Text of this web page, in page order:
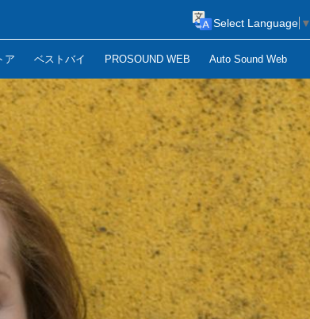
ア ベストバイ PROSOUND WEB Auto Sound Web
Select Language ▼